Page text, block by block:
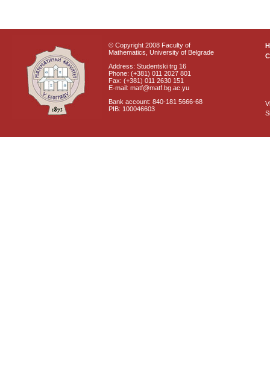
© Copyright 2008 Faculty of
Mathematics, University of Belgrade
Address: Studentski trg 16
Phone: (+381) 011 2027 801
Fax: (+381) 011 2630 151
E-mail: matf@matf.bg.ac.yu
Bank account: 840-181 5666-68
PIB: 100046603